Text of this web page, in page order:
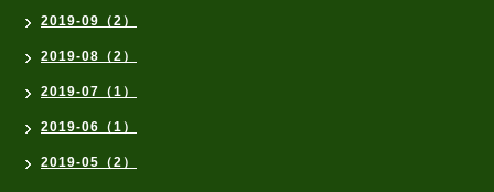
2019-09（2）
2019-08（2）
2019-07（1）
2019-06（1）
2019-05（2）